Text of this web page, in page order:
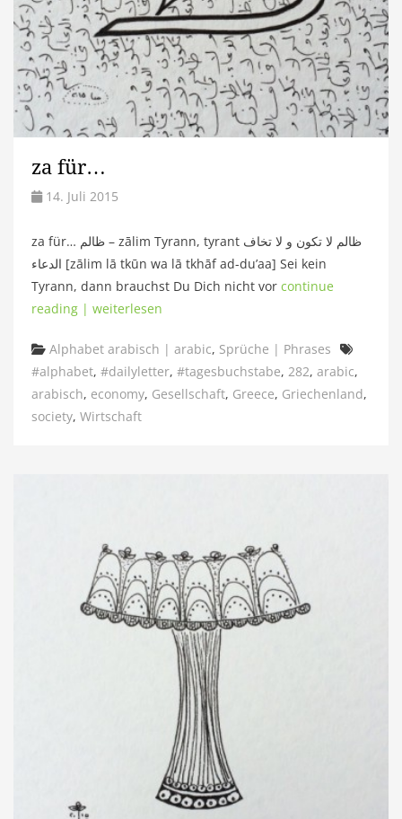
za für…
14. Juli 2015
za für… ظالم – zālim Tyrann, tyrant ظالم لا تكون و لا تخاف
الدعاء [zālim lā tkūn wa lā tkhāf ad-du’aa] Sei kein
Tyrann, dann brauchst Du Dich nicht vor continue
reading | weiterlesen
Categories
Alphabet arabisch | arabic, Sprüche | Phrases
#alphabet, #dailyletter, #tagesbuchstabe, 282, arabic,
arabisch, economy, Gesellschaft, Greece, Griechenland,
society, Wirtschaft